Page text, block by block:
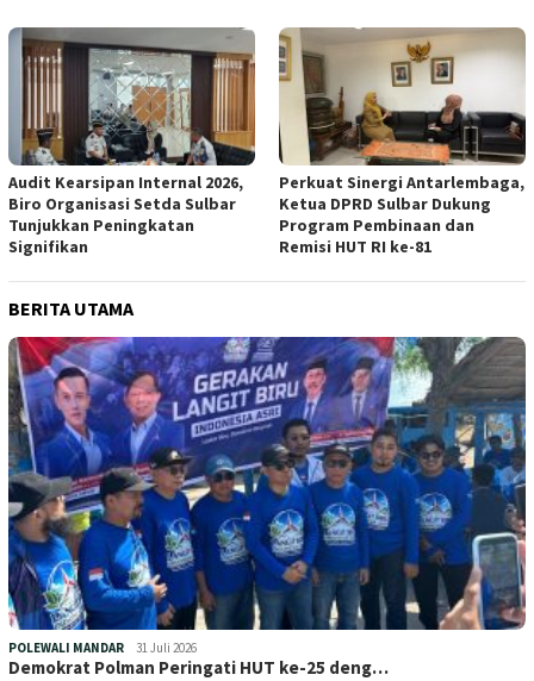
Audit Kearsipan Internal 2026,
Biro Organisasi Setda Sulbar
Tunjukkan Peningkatan
Signifikan
Perkuat Sinergi Antarlembaga,
Ketua DPRD Sulbar Dukung
Program Pembinaan dan
Remisi HUT RI ke-81
BERITA UTAMA
POLEWALI MANDAR 31 Juli 2026
Demokrat Polman Peringati HUT ke-25 deng…